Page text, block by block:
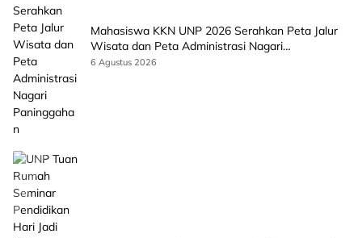
Mahasiswa KKN UNP 2026 Serahkan Peta Jalur
Wisata dan Peta Administrasi Nagari
Paninggahan
6 Agustus 2026